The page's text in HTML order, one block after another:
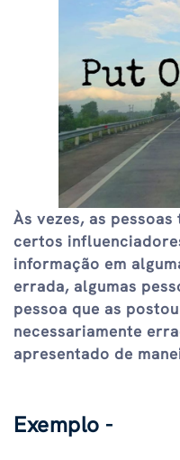
Às vezes, as
certos
informação em
errada, algumas
pessoa que as
necessariamente
apresentado de
Exemplo -